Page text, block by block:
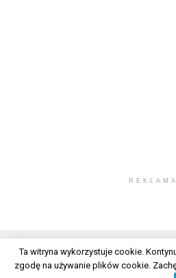
REKLAMA
Ta witryna wykorzystuje cookie.
zgodę na używanie plików cookie.